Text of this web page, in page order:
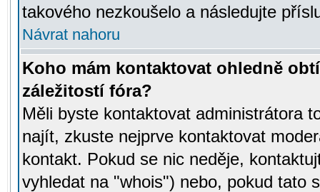
takového nezkoušelo a následujte
Návrat nahoru
Koho mám kontaktovat ohledně
záležitostí fóra?
Měli byste kontaktovat administrátora
najít, zkuste nejprve kontaktovat
kontakt. Pokud se nic neděje,
vyhledat na "whois") nebo, pokud tato